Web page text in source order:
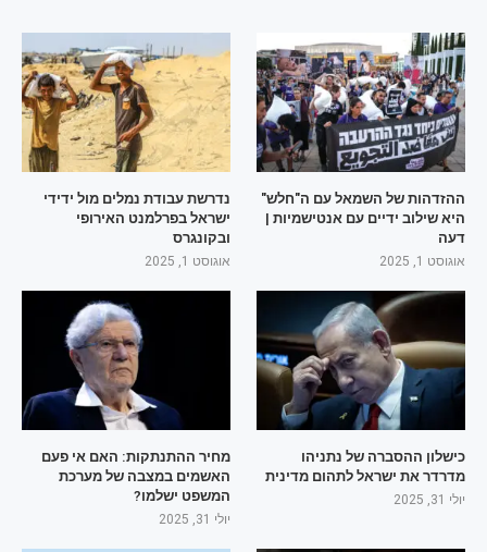
ההזדהות של השמאל עם ה"חלש"
היא שילוב ידיים עם אנטישמיות |
דעה
אוגוסט 1, 2025
נדרשת עבודת נמלים מול ידידי
ישראל בפרלמנט האירופי
ובקונגרס
אוגוסט 1, 2025
כישלון ההסברה של נתניהו
מדרדר את ישראל לתהום מדינית
יולי 31, 2025
מחיר ההתנתקות: האם אי פעם
האשמים במצבה של מערכת
המשפט ישלמו?
יולי 31, 2025